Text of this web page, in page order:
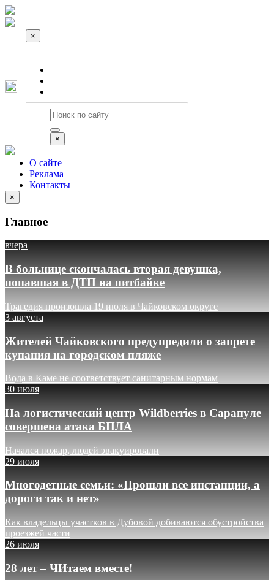
×
×
О сайте
Реклама
Контакты
×
Главное
вчера
В больнице скончалась вторая девушка,
попавшая в ДТП на питбайке
Трагедия произошла 19 июля в Чайковском округе
3 августа
Жителей Чайковского предупредили о запрете
купания на городском пляже
Вода в Каме не соответствует санитарным нормам
30 июля
На логистический центр Wildberries в Сарапуле
совершена атака БПЛА
Начался пожар, людей эвакуировали
29 июля
Многодетные семьи: «Прошли все инстанции, а
дороги так и нет»
Как владельцы участков в Дубовой добиваются обустройства
проезжей части
26 июля
28 лет – ЧИтаем вместе!